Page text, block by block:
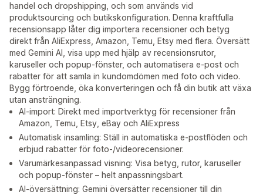
handel och dropshipping, och som används vid
produktsourcing och butikskonfiguration. Denna kraftfulla
recensionsapp låter dig importera recensioner och betyg
direkt från AliExpress, Amazon, Temu, Etsy med flera. Översätt
med Gemini AI, visa upp med hjälp av recensionsrutor,
karuseller och popup-fönster, och automatisera e-post och
rabatter för att samla in kundomdömen med foto och video.
Bygg förtroende, öka konverteringen och få din butik att växa
utan ansträngning.
AI-import: Direkt med importverktyg för recensioner från
Amazon, Temu, Etsy, eBay och AliExpress
Automatisk insamling: Ställ in automatiska e-postflöden och
erbjud rabatter för foto-/videorecensioner.
Varumärkesanpassad visning: Visa betyg, rutor, karuseller
och popup-fönster – helt anpassningsbart.
AI-översättning: Gemini översätter recensioner till din